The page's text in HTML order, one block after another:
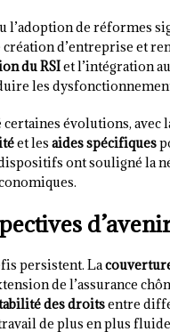
l’adoption de réformes
d’entreprise et
du RSIet l’intégration
les
certaines évolutions,
et les aides spécifiques
ont souligné la
persistent. La
de l’assurance
des droitsentre
de plus en plus